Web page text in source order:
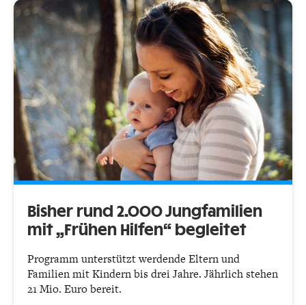
Bisher rund 2.000 Jungfamilien
mit „Frühen Hilfen“ begleitet
Programm unterstützt werdende Eltern und
Familien mit Kindern bis drei Jahre. Jährlich stehen
21 Mio. Euro bereit.